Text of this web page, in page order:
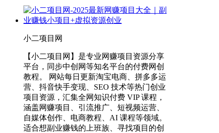
小二项目网
【小二项目网】是专业网赚项目资源分享
平台，同步中创网等知名平台的付费网创
教程。 网站每日更新淘宝电商、拼多多运
营、抖音快手变现、SEO 技术等热门创业
项目资源，汇集全网知识付费 VIP 课程，
涵盖网赚项目、引流推广、短视频运营、
自媒体创作、电商教程、AI 课程等领域。
适合想副业赚钱的上班族、寻找项目的创